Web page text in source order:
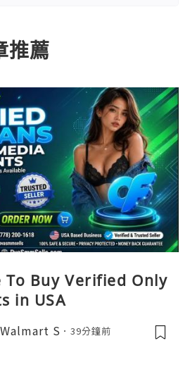
推薦
To Buy Verified Only
in USA
S 39分鐘前